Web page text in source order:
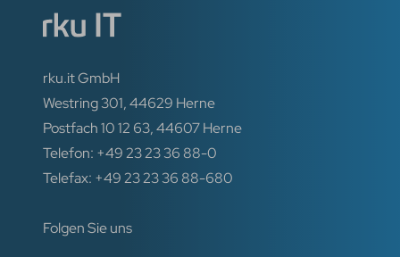
rku.it GmbH
Westring 301, 44629 Herne
Postfach 10 12 63, 44607 Herne
Telefon: +49 23 23 36 88-0
Telefax: +49 23 23 36 88-680
Folgen Sie uns